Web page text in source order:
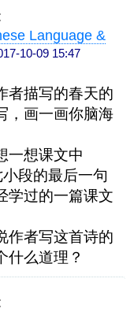
Language &
10-09 15:47
者描写的春天的
，画一画你脑海
一想课文中
小段的最后一句
学过的一篇课文
作者写这首诗的
什么道理？